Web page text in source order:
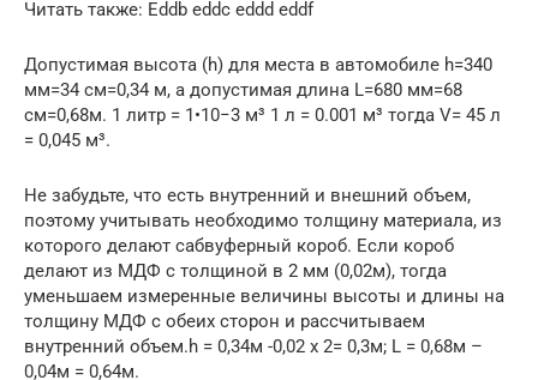
Читать также: Eddb eddc eddd eddf
Допустимая высота (h) для места в автомобиле h=340
мм=34 см=0,34 м, а допустимая длина L=680 мм=68
см=0,68м. 1 литр = 1•10−3 м³ 1 л = 0.001 м³ тогда V= 45 л
= 0,045 м³.
Не забудьте, что есть внутренний и внешний объем,
поэтому учитывать необходимо толщину материала, из
которого делают сабвуферный короб. Если короб
делают из МДФ с толщиной в 2 мм (0,02м), тогда
уменьшаем измеренные величины высоты и длины на
толщину МДФ с обеих сторон и рассчитываем
внутренний объем.h = 0,34м -0,02 х 2= 0,3м; L = 0,68м –
0,04м = 0,64м.